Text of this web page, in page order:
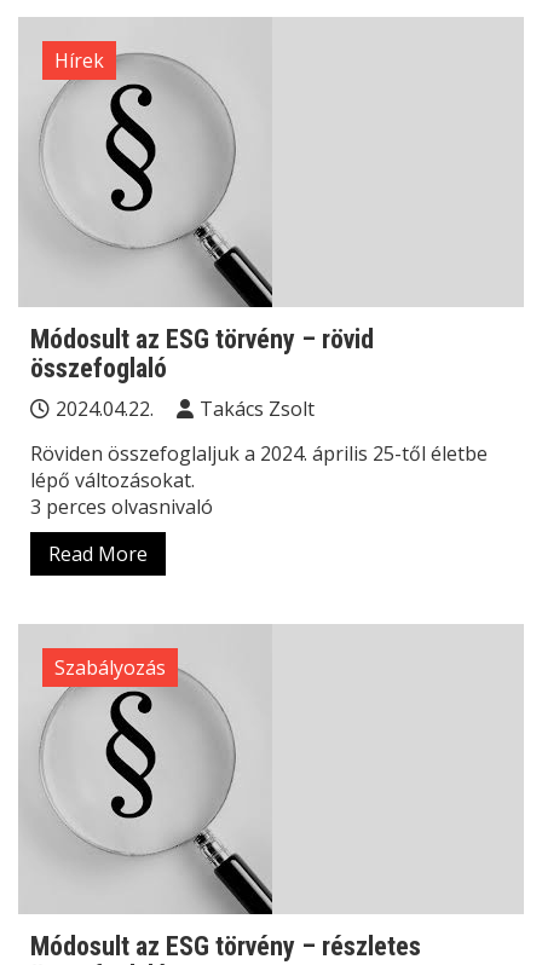
Hírek
Módosult az ESG törvény – rövid
összefoglaló
2024.04.22.
Takács Zsolt
Röviden összefoglaljuk a 2024. április 25-től életbe
lépő változásokat.
3 perces olvasnivaló
Read More
Szabályozás
Módosult az ESG törvény – részletes